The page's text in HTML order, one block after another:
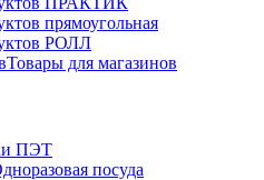
прямоугольная
РОЛЛ
Товары для магазинов
ПЭТ
посуда